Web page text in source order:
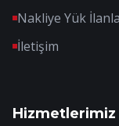
Nakliye Yük
İletişim
Hizmetlerimiz